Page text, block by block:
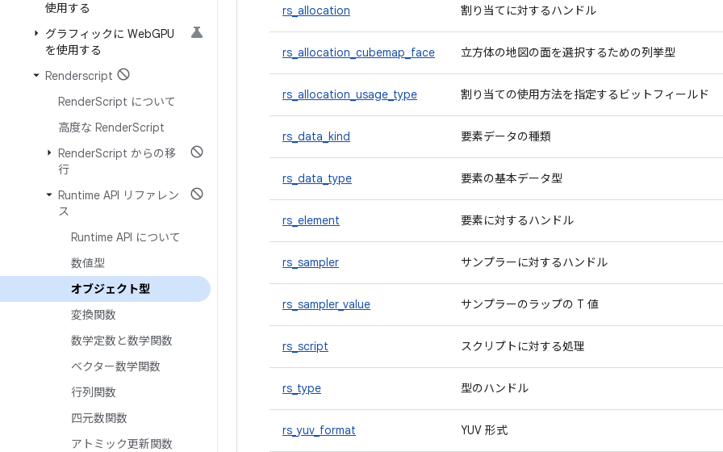
使用する
グラフィックに WebGPU
を使用する
Renderscript
RenderScript について
高度な RenderScript
RenderScript からの移
行
Runtime API リファレン
ス
Runtime API について
数値型
オブジェクト型
変換関数
数学定数と数学関数
ベクター数学関数
行列関数
四元数関数
アトミック更新関数
rs_allocation 割り当てに対するハンドル
rs_allocation_cubemap_face 立方体の地図の面を選択するための列挙型
rs_allocation_usage_type 割り当ての使用方法を指定するビットフィールド
rs_data_kind 要素データの種類
rs_data_type 要素の基本データ型
rs_element 要素に対するハンドル
rs_sampler サンプラーに対するハンドル
rs_sampler_value サンプラーのラップの T 値
rs_script スクリプトに対する処理
rs_type 型のハンドル
rs_yuv_format YUV 形式